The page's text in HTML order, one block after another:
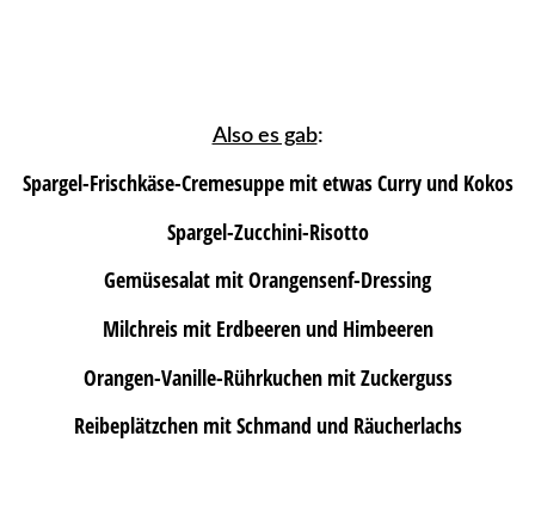
Also es gab:
Spargel-Frischkäse-Cremesuppe mit etwas Curry und Kokos
Spargel-Zucchini-Risotto
Gemüsesalat mit Orangensenf-Dressing
Milchreis mit Erdbeeren und Himbeeren
Orangen-Vanille-Rührkuchen mit Zuckerguss
Reibeplätzchen mit Schmand und Räucherlachs